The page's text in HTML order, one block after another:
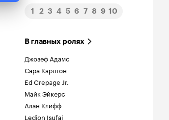
1 2 3 4 5 6 7 8 9 10
В главных ролях
Джозеф Адамс
Сара Карлтон
Ed Crepage Jr.
Майк Эйкерс
Алан Клифф
Ledion Isufaj